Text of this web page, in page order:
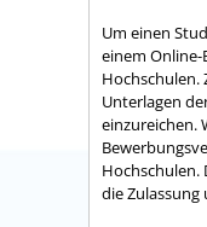
Um einen
einem
Hochschulen.
Unterlagen
einzureichen.
Hochschulen.
die